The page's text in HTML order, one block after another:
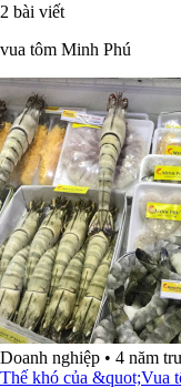
2 bài viết
vua tôm Minh Phú
Doanh nghiệp • 4 năm
Thế khó của &quot;Vua